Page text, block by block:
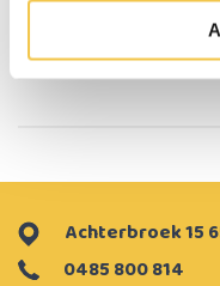
0485 800 814
Achterbroek 15